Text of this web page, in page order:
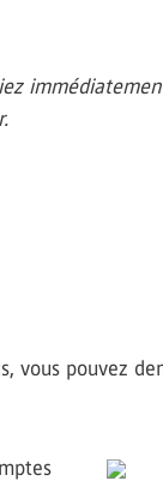
vous pouvez